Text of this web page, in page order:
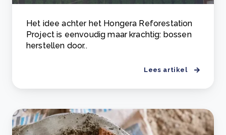
Het idee achter het Hongera Reforestation
Project is eenvoudig maar krachtig: bossen
herstellen door..
Lees artikel